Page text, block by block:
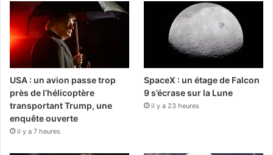
USA : un avion passe trop
près de l’hélicoptère
transportant Trump, une
enquête ouverte
il y a 7 heures
SpaceX : un étage de Falcon
9 s’écrase sur la Lune
il y a 23 heures